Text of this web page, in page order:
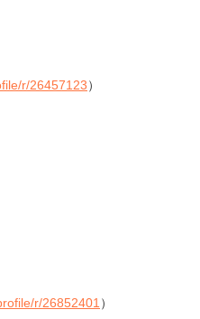
r/26457123）
r/26852401 ）